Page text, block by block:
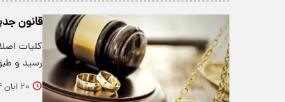
قانون
کلیات
رسید و
۲۰ آبان ۱۴۰۴